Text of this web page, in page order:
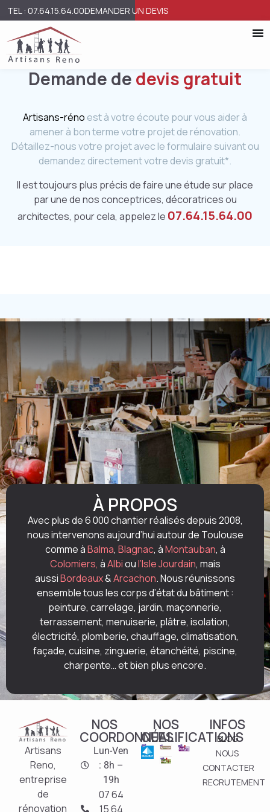
TEL : 07.64.15.64.00DEMANDER UN DEVIS
Demande de devis gratuit
Artisans-réno est à votre écoute pour vous aider à
amener à bon terme votre projet de rénovation.
Détaillez-nous votre projet avec le formulaire suivant ou
demandez directement votre devis gratuit*.
Il est toujours plus précis de faire une étude sur place
par une de nos conceptrices, décoratrices ou
architectes, pour cela, appelez le 07.64.15.64.00
À PROPOS
Avec plus de 6 000 chantier réalisés depuis 2008,
nous intervenons aujourd’hui autour de Toulouse
comme àBalma, Blagnac, àMontauban, à
Colomiers, àAlbioul’Isle Jourdain, mais
aussiBordeaux&Arcachon. Nous réunissons
ensemble tous les corps d’état du bâtiment :
peinture, carrelage, jardin, maçonnerie,
terrassement, menuiserie, plâtre, isolation,
électricité, plomberie, chauffage, climatisation,
façade, cuisine, zinguerie, étanchéité, piscine,
charpente… et bien plus encore.
Artisans
Reno,
entreprise
de
rénovation
NOS
COORDONNÉES
Lun-Ven
: 8h –
19h
07 64
15 64
NOS
QUALIFICATIONS
INFOS
BLOG
NOUS
CONTACTER
RECRUTEMENT